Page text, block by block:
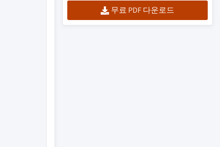
무료 PDF 다운로드